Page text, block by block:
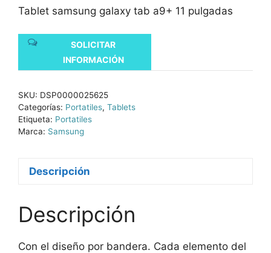
Tablet samsung galaxy tab a9+ 11 pulgadas
SOLICITAR
INFORMACIÓN
SKU: DSP0000025625
Categorías: Portatiles, Tablets
Etiqueta: Portatiles
Marca: Samsung
Descripción
Descripción
Con el diseño por bandera. Cada elemento del